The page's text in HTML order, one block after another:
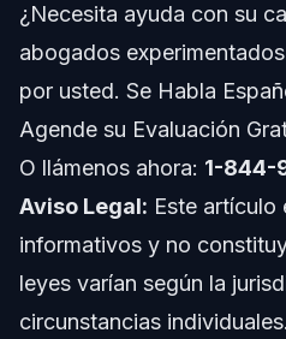
Errores Frecuentes en
Cronograma y Qué Esperar
Costos y Tarifas: Qué
Notas para NC, FL y a
Notas para Carolina del Norte
Notas para Florida
¿Necesita ayuda con su
abogados
por usted. Se Habla
Agende su Evaluación
O llámenos ahora: 1-844-
Aviso Legal: Este artículo
informativos y no
leyes varían según la
circunstancias